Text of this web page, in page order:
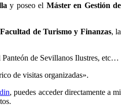
y poseo el Máster en Gestión de
Facultad de Turismo y Finanzas, la
Panteón de Sevillanos Ilustres, etc…
de visitas organizadas».
, puedes acceder directamente a mi